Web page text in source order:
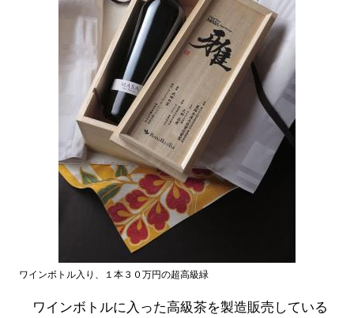
ワインボトル入り、１本３０万円の超高級緑
ワインボトルに入った高級茶を製造販売している